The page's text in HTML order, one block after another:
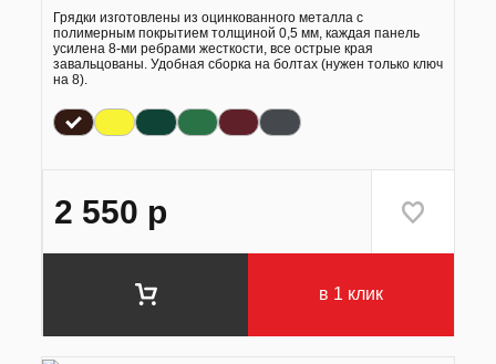
Грядки изготовлены из оцинкованного металла с
полимерным покрытием толщиной 0,5 мм, каждая панель
усилена 8-ми ребрами жесткости, все острые края
завальцованы. Удобная сборка на болтах (нужен только ключ
на 8).
2 550 р
в 1 клик